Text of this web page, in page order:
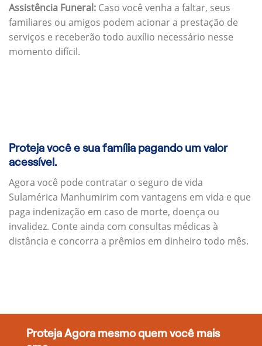
Assistência Funeral: Caso você venha a faltar, seus
familiares ou amigos podem acionar a prestação de
serviços e receberão todo auxílio necessário nesse
momento difícil.
Proteja você e sua família pagando um valor
acessível.
Agora você pode contratar o seguro de vida
Sulamérica Manhumirim com vantagens em vida e que
paga indenização em caso de morte, doença ou
invalidez. Conte ainda com consultas médicas à
distância e concorra a prêmios em dinheiro todo mês.
Proteja Agora mesmo quem você mais